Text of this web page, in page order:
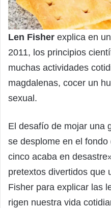
Len Fisher explica en
2011, los principios
muchas actividades
magdalenas, cocer un
sexual.
El desafío de mojar una
se desplome en el
cinco acaba en
pretextos divertidos que
Fisher para explicar las
rigen nuestra vida